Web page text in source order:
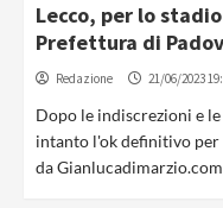
Lecco, per lo
Prefettura di
Redazione 21/06/2023
Dopo le indiscrezioni e
intanto l'ok definitivo per
da